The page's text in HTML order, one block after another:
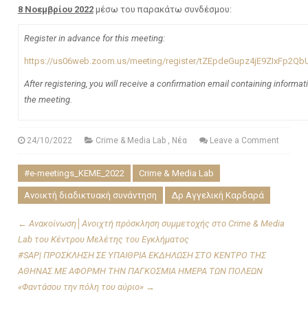
8 Νοεμβρίου 2022μέσω του παρακάτω συνδέσμου:
Register in advance for this meeting:
https://us06web.zoom.us/meeting/register/
After registering, you will receive a confirmation email containing
the meeting.
24/10/2022 Crime & Μedia Lab, Νέα Leave a Comment
#e-meetings_ΚΕΜΕ_2022 Crime & Media Lab
Ανοικτή διαδικτυακή συνάντηση Δρ Αγγελική Καρδαρά
← Ανακοίνωση│Ανοιχτή πρόσκληση συμμετοχής στο Crime & Μedia
Lab του Κέντρου Μελέτης του Εγκλήματος
#SAP| ΠΡΟΣΚΛΗΣΗ ΣΕ ΥΠΑΙΘΡΙΑ ΕΚΔΗΛΩΣΗ ΣΤΟ ΚΕΝΤΡΟ ΤΗΣ
ΑΘΗΝΑΣ ΜΕ ΑΦΟΡΜΗ ΤΗΝ ΠΑΓΚΟΣΜΙΑ ΗΜΕΡΑ ΤΩΝ ΠΟΛΕΩΝ
«Φαντάσου την πόλη του αύριο» →